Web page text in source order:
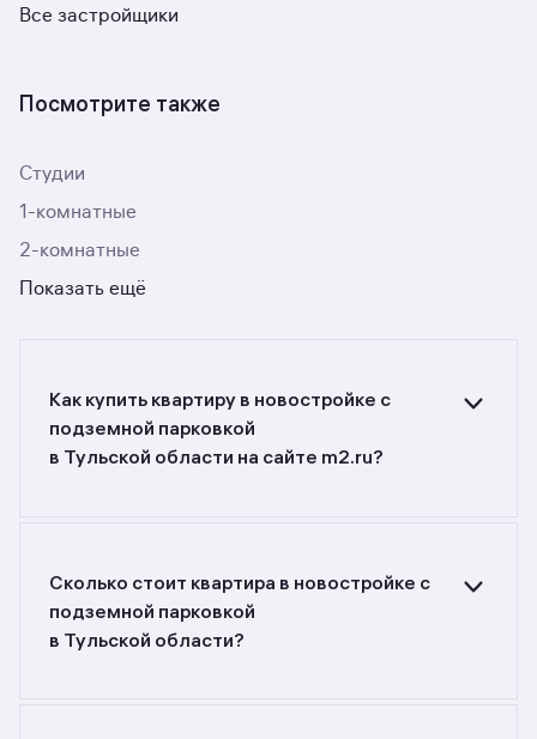
Все застройщики
Посмотрите также
Студии
1-комнатные
2-комнатные
Показать ещё
Как купить квартиру в новостройке с
подземной парковкой
в Тульской области на сайте m2.ru?
фильтрами или поиском в разделе.
Сколько стоит квартира в новостройке с
подземной парковкой
в Тульской области?